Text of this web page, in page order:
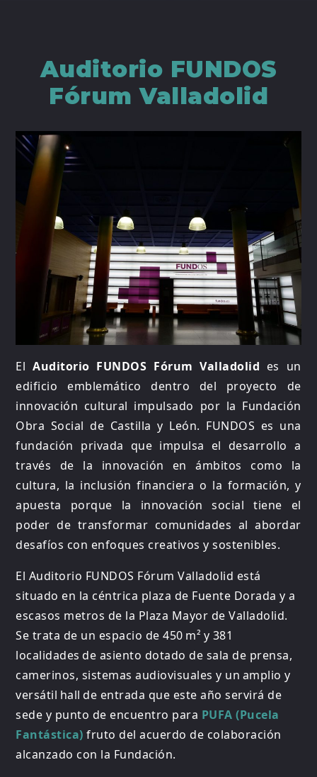
Auditorio FUNDOS
Fórum Valladolid
ElAuditorio FUNDOS Fórum Valladolid es un
edificio emblemático dentro del proyecto de
innovación cultural impulsado por la Fundación
Obra Social de Castilla y León. FUNDOS es una
fundación privada que impulsa el desarrollo a
través de la innovación en ámbitos como la
cultura, la inclusión financiera o la formación, y
apuesta porque la innovación social tiene el
poder de transformar comunidades al abordar
desafíos con enfoques creativos y sostenibles.
El Auditorio FUNDOS Fórum Valladolid está
situado en la céntrica plaza de Fuente Dorada y a
escasos metros de la Plaza Mayor de Valladolid.
Se trata de un espacio de 450 m² y 381
localidades de asiento dotado de sala de prensa,
camerinos, sistemas audiovisuales y un amplio y
versátil hall de entrada que este año servirá de
sede y punto de encuentro para PUFA (Pucela
Fantástica)fruto del acuerdo de colaboración
alcanzado con la Fundación.